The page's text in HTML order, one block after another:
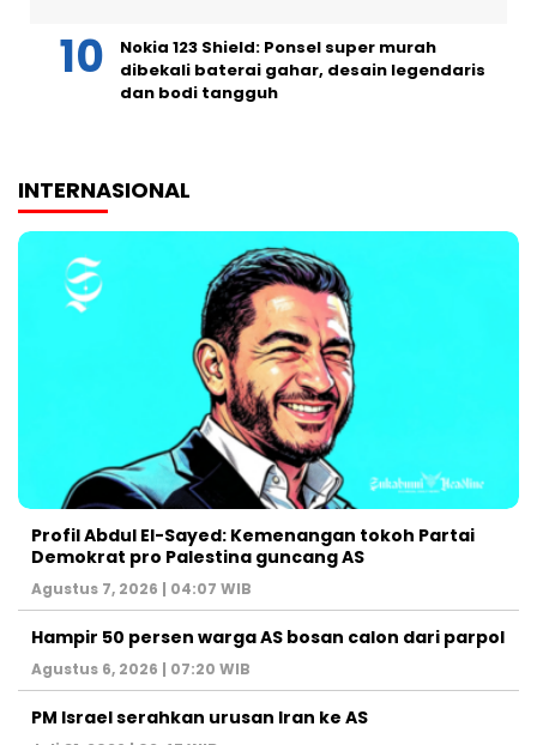
Nokia 123 Shield: Ponsel super murah
dibekali baterai gahar, desain legendaris
dan bodi tangguh
INTERNASIONAL
Profil Abdul El-Sayed: Kemenangan tokoh Partai
Demokrat pro Palestina guncang AS
Agustus 7, 2026 | 04:07 WIB
Hampir 50 persen warga AS bosan calon dari parpol
Agustus 6, 2026 | 07:20 WIB
PM Israel serahkan urusan Iran ke AS